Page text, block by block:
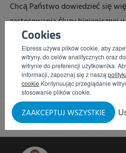
Cookies
Elpress używa plików cookie, aby
witryny, do celów analitycznych oraz
witrynie do preferencji użytkownika.
informacji, zapoznaj się z naszą
cookie.Kontynuując przeglądanie
stosowanie plików cookie.
ZAAKCEPTUJ WSZYSTKIE
Chcą Państwo dowiedzieć się
zastosowania śluzy higienicznej
przedsiębiorstwie upraw
skontaktować się z nami, aby
porady „szyte na miarę”.
Poproś o osobistą poradę